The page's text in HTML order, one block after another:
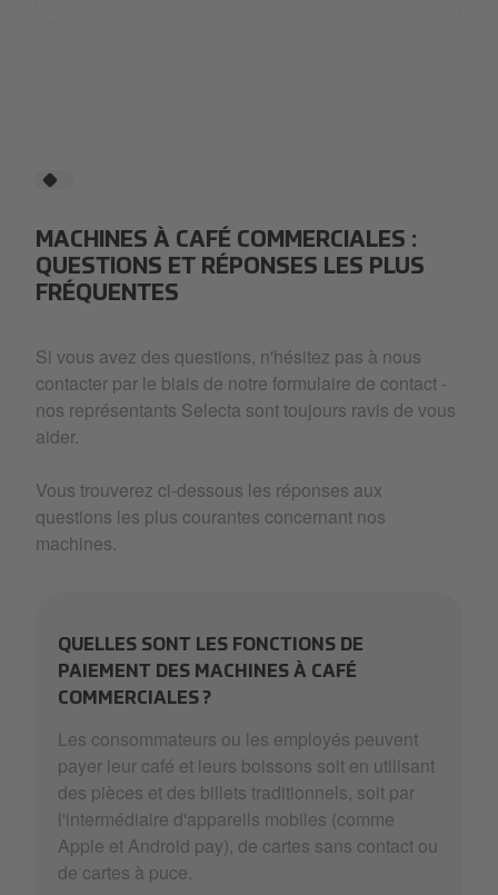
MACHINES À CAFÉ COMMERCIALES :
QUESTIONS ET RÉPONSES LES PLUS
FRÉQUENTES
Si vous avez des questions, n'hésitez pas à nous
contacter par le biais de notre formulaire de contact -
nos représentants Selecta sont toujours ravis de vous
aider.
Vous trouverez ci-dessous les réponses aux
questions les plus courantes concernant nos
machines.
QUELLES SONT LES FONCTIONS DE
PAIEMENT DES MACHINES À CAFÉ
COMMERCIALES ?
Les consommateurs ou les employés peuvent
payer leur café et leurs boissons soit en utilisant
des pièces et des billets traditionnels, soit par
l'intermédiaire d'appareils mobiles (comme
Apple et Android pay), de cartes sans contact ou
de cartes à puce.